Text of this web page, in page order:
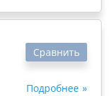
Подробнее
Сравнить